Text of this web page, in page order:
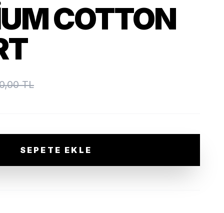
COTTON
TL
SEPETE EKLE